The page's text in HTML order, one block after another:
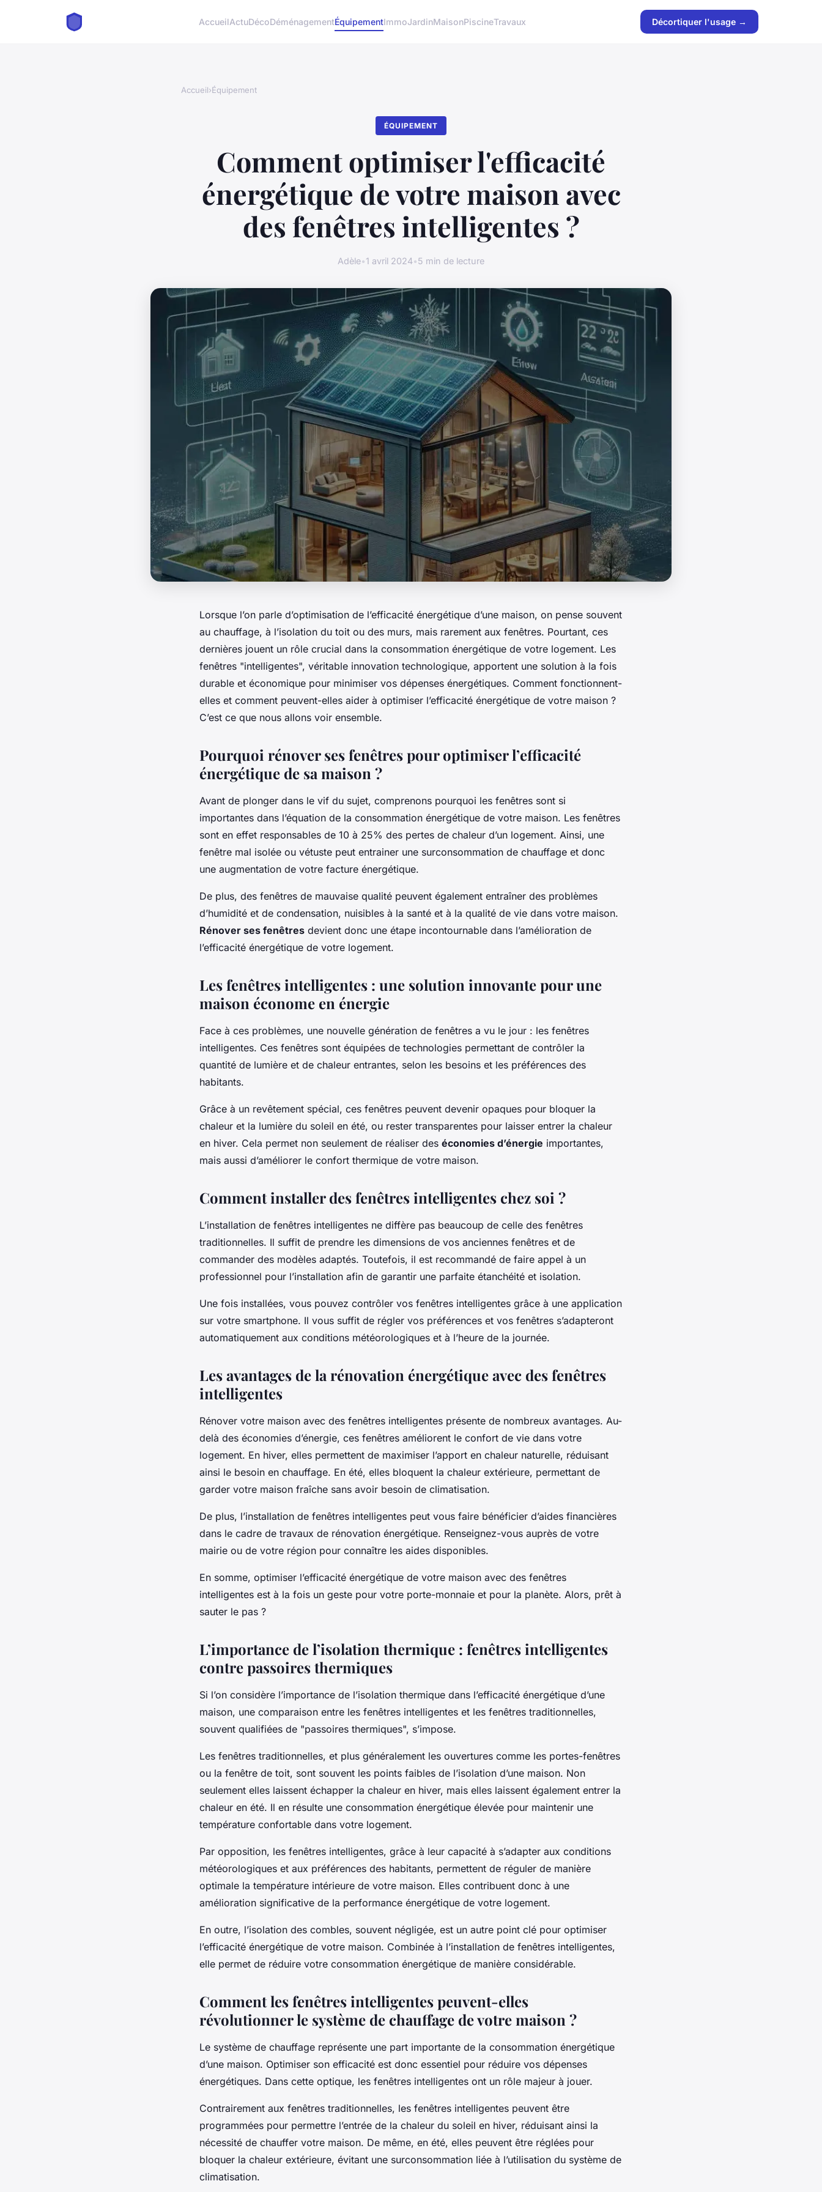
AccueilActuDécoDéménagementÉquipementImmoJardinMaisonPiscineTravaux Décortiquer l'usage →
Accueil›Équipement
ÉQUIPEMENT
Comment optimiser l'efficacité
énergétique de votre maison avec
des fenêtres intelligentes ?
Adèle•1 avril 2024•5 min de lecture
Lorsque l’on parle d’optimisation de l’efficacité énergétique d’une maison, on pense souvent
au chauffage, à l’isolation du toit ou des murs, mais rarement aux fenêtres. Pourtant, ces
dernières jouent un rôle crucial dans la consommation énergétique de votre logement. Les
fenêtres "intelligentes", véritable innovation technologique, apportent une solution à la fois
durable et économique pour minimiser vos dépenses énergétiques. Comment fonctionnent-
elles et comment peuvent-elles aider à optimiser l’efficacité énergétique de votre maison ?
C’est ce que nous allons voir ensemble.
Pourquoi rénover ses fenêtres pour optimiser l’efficacité
énergétique de sa maison ?
Avant de plonger dans le vif du sujet, comprenons pourquoi les fenêtres sont si
importantes dans l’équation de la consommation énergétique de votre maison. Les fenêtres
sont en effet responsables de 10 à 25% des pertes de chaleur d’un logement. Ainsi, une
fenêtre mal isolée ou vétuste peut entrainer une surconsommation de chauffage et donc
une augmentation de votre facture énergétique.
De plus, des fenêtres de mauvaise qualité peuvent également entraîner des problèmes
d’humidité et de condensation, nuisibles à la santé et à la qualité de vie dans votre maison.
Rénover ses fenêtres devient donc une étape incontournable dans l’amélioration de
l’efficacité énergétique de votre logement.
Les fenêtres intelligentes : une solution innovante pour une
maison économe en énergie
Face à ces problèmes, une nouvelle génération de fenêtres a vu le jour : les fenêtres
intelligentes. Ces fenêtres sont équipées de technologies permettant de contrôler la
quantité de lumière et de chaleur entrantes, selon les besoins et les préférences des
habitants.
Grâce à un revêtement spécial, ces fenêtres peuvent devenir opaques pour bloquer la
chaleur et la lumière du soleil en été, ou rester transparentes pour laisser entrer la chaleur
en hiver. Cela permet non seulement de réaliser des économies d’énergie importantes,
mais aussi d’améliorer le confort thermique de votre maison.
Comment installer des fenêtres intelligentes chez soi ?
L’installation de fenêtres intelligentes ne diffère pas beaucoup de celle des fenêtres
traditionnelles. Il suffit de prendre les dimensions de vos anciennes fenêtres et de
commander des modèles adaptés. Toutefois, il est recommandé de faire appel à un
professionnel pour l’installation afin de garantir une parfaite étanchéité et isolation.
Une fois installées, vous pouvez contrôler vos fenêtres intelligentes grâce à une application
sur votre smartphone. Il vous suffit de régler vos préférences et vos fenêtres s’adapteront
automatiquement aux conditions météorologiques et à l’heure de la journée.
Les avantages de la rénovation énergétique avec des fenêtres
intelligentes
Rénover votre maison avec des fenêtres intelligentes présente de nombreux avantages. Au-
delà des économies d’énergie, ces fenêtres améliorent le confort de vie dans votre
logement. En hiver, elles permettent de maximiser l’apport en chaleur naturelle, réduisant
ainsi le besoin en chauffage. En été, elles bloquent la chaleur extérieure, permettant de
garder votre maison fraîche sans avoir besoin de climatisation.
De plus, l’installation de fenêtres intelligentes peut vous faire bénéficier d’aides financières
dans le cadre de travaux de rénovation énergétique. Renseignez-vous auprès de votre
mairie ou de votre région pour connaître les aides disponibles.
En somme, optimiser l’efficacité énergétique de votre maison avec des fenêtres
intelligentes est à la fois un geste pour votre porte-monnaie et pour la planète. Alors, prêt à
sauter le pas ?
L’importance de l’isolation thermique : fenêtres intelligentes
contre passoires thermiques
Si l’on considère l’importance de l’isolation thermique dans l’efficacité énergétique d’une
maison, une comparaison entre les fenêtres intelligentes et les fenêtres traditionnelles,
souvent qualifiées de "passoires thermiques", s’impose.
Les fenêtres traditionnelles, et plus généralement les ouvertures comme les portes-fenêtres
ou la fenêtre de toit, sont souvent les points faibles de l’isolation d’une maison. Non
seulement elles laissent échapper la chaleur en hiver, mais elles laissent également entrer la
chaleur en été. Il en résulte une consommation énergétique élevée pour maintenir une
température confortable dans votre logement.
Par opposition, les fenêtres intelligentes, grâce à leur capacité à s’adapter aux conditions
météorologiques et aux préférences des habitants, permettent de réguler de manière
optimale la température intérieure de votre maison. Elles contribuent donc à une
amélioration significative de la performance énergétique de votre logement.
En outre, l’isolation des combles, souvent négligée, est un autre point clé pour optimiser
l’efficacité énergétique de votre maison. Combinée à l’installation de fenêtres intelligentes,
elle permet de réduire votre consommation énergétique de manière considérable.
Comment les fenêtres intelligentes peuvent-elles
révolutionner le système de chauffage de votre maison ?
Le système de chauffage représente une part importante de la consommation énergétique
d’une maison. Optimiser son efficacité est donc essentiel pour réduire vos dépenses
énergétiques. Dans cette optique, les fenêtres intelligentes ont un rôle majeur à jouer.
Contrairement aux fenêtres traditionnelles, les fenêtres intelligentes peuvent être
programmées pour permettre l’entrée de la chaleur du soleil en hiver, réduisant ainsi la
nécessité de chauffer votre maison. De même, en été, elles peuvent être réglées pour
bloquer la chaleur extérieure, évitant une surconsommation liée à l’utilisation du système de
climatisation.